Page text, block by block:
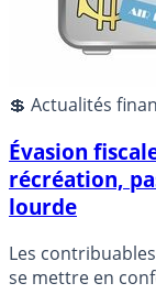
💲 Actualités
Évasion
récréation,
lourde
Les
se mettre en